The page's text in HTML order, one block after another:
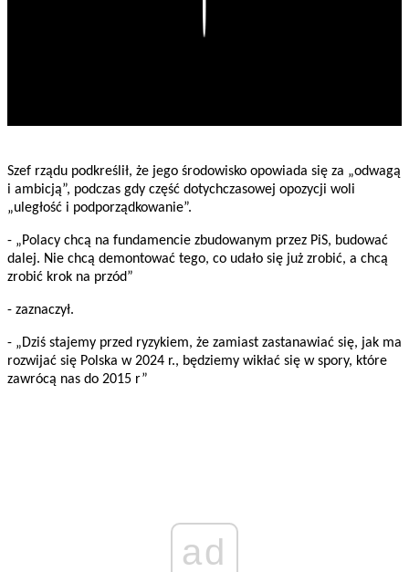
Szef rządu podkreślił, że jego środowisko opowiada się za „odwagą
i ambicją”, podczas gdy część dotychczasowej opozycji woli
„uległość i podporządkowanie”.
- „Polacy chcą na fundamencie zbudowanym przez PiS, budować
dalej. Nie chcą demontować tego, co udało się już zrobić, a chcą
zrobić krok na przód”
- zaznaczył.
- „Dziś stajemy przed ryzykiem, że zamiast zastanawiać się, jak ma
rozwijać się Polska w 2024 r., będziemy wikłać się w spory, które
zawrócą nas do 2015 r”
ad